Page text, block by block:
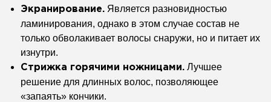
Экранирование. Является разновидностью
ламинирования, однако в этом случае состав не
только обволакивает волосы снаружи, но и питает их
изнутри.
Стрижка горячими ножницами. Лучшее
решение для длинных волос, позволяющее
«запаять» кончики.